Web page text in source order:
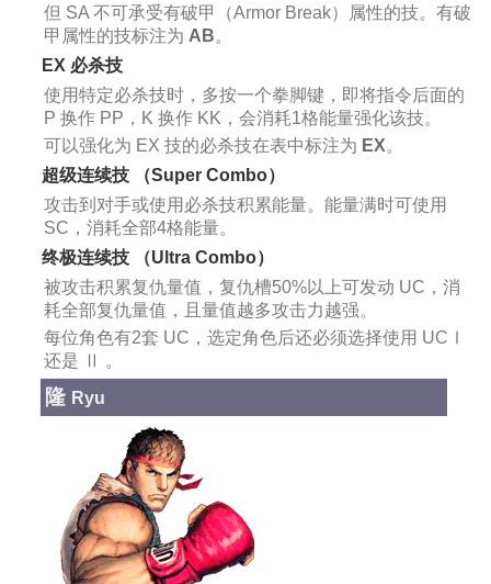
但 SA 不可承受有破甲（Armor Break）属性的技。有破
甲属性的技标注为 AB。
EX 必杀技
使用特定必杀技时，多按一个拳脚键，即将指令后面的
P 换作 PP，K 换作 KK，会消耗1格能量强化该技。
可以强化为 EX 技的必杀技在表中标注为 EX。
超级连续技 （Super Combo）
攻击到对手或使用必杀技积累能量。能量满时可使用
SC，消耗全部4格能量。
终极连续技 （Ultra Combo）
被攻击积累复仇量值，复仇槽50%以上可发动 UC，消
耗全部复仇量值，且量值越多攻击力越强。
每位角色有2套 UC，选定角色后还必须选择使用 UCⅠ
还是 Ⅱ 。
隆 Ryu